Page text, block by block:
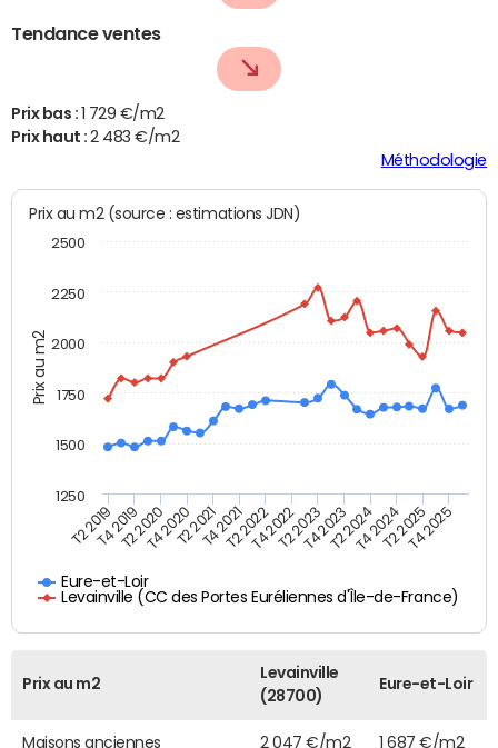
Tendance ventes
Prix bas :
1 729 €/m2
Prix haut :2 483 €/m2
Méthodologie
Prix au m2
Prix au m2 (source : estimations JDN)
Eure-et-Loir
Levainville (CC des Portes Euréliennes d'Île-de-France)
T2 2019T4 2019T2 2020T4 2020T2 2021T4 2021T2 2022T4 2022T2 2023T4 2023T2 2024T4 2024T2 2025T4 2025
1250
1500
1750
2000
2250
2500
Prix au m2
Levainville
(28700)
Eure-et-Loir
Maisons anciennes 2 047 €/m2 1 687 €/m2